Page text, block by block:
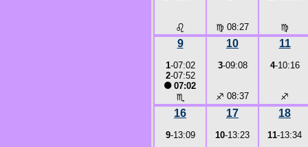
♌ ♍ 08:27 ♍
9
1-07:02
2-07:52
●07:02
♏
10
3-09:08
♐ 08:37
11
4-10:16
♐
16
9-13:09
17
10-13:23
18
11-13:34